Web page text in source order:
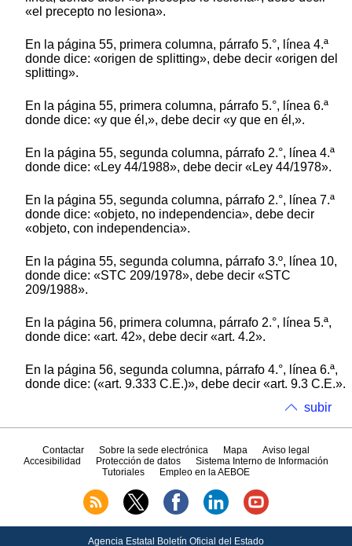
«el precepto no lesiona».
En la página 55, primera columna, párrafo 5.°, línea 4.ª
donde dice: «origen de splitting», debe decir «origen del
splitting».
En la página 55, primera columna, párrafo 5.°, línea 6.ª
donde dice: «y que él,», debe decir «y que en él,».
En la página 55, segunda columna, párrafo 2.°, línea 4.ª
donde dice: «Ley 44/1988», debe decir «Ley 44/1978».
En la página 55, segunda columna, párrafo 2.°, línea 7.ª
donde dice: «objeto, no independencia», debe decir
«objeto, con independencia».
En la página 55, segunda columna, párrafo 3.º, línea 10,
donde dice: «STC 209/1978», debe decir «STC
209/1988».
En la página 56, primera columna, párrafo 2.°, línea 5.ª,
donde dice: «art. 42», debe decir «art. 4.2».
En la página 56, segunda columna, párrafo 4.°, línea 6.ª,
donde dice: («art. 9.333 C.E.)», debe decir «art. 9.3 C.E.».
subir
Contactar Sobre la sede electrónica Mapa
Aviso legal
Accesibilidad
Protección de datos
Sistema Interno de Información
Tutoriales
Empleo en la AEBOE
Agencia Estatal Boletín Oficial del Estado